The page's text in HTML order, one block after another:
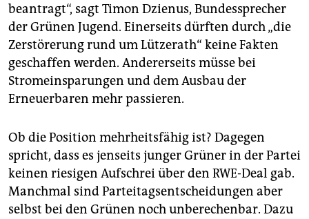
beantragt“, sagt Timon Dzienus, Bundessprecher
der Grünen Jugend. Einerseits dürften durch „die
Zerstörerung rund um Lützerath“ keine Fakten
geschaffen werden. Andererseits müsse bei
Stromeinsparungen und dem Ausbau der
Erneuerbaren mehr passieren.
Ob die Position mehrheitsfähig ist? Dagegen
spricht, dass es jenseits junger Grüner in der Partei
keinen riesigen Aufschrei über den RWE-Deal gab.
Manchmal sind Parteitagsentscheidungen aber
selbst bei den Grünen noch unberechenbar. Dazu